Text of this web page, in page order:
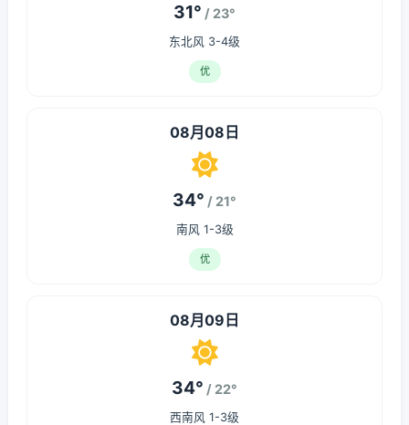
31° / 23°
东北风 3-4级
优
08月08日
34° / 21°
南风 1-3级
优
08月09日
34° / 22°
西南风 1-3级